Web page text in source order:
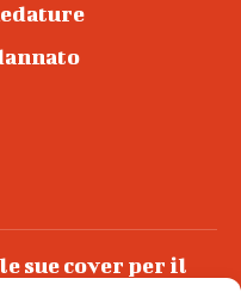
sue cover per il